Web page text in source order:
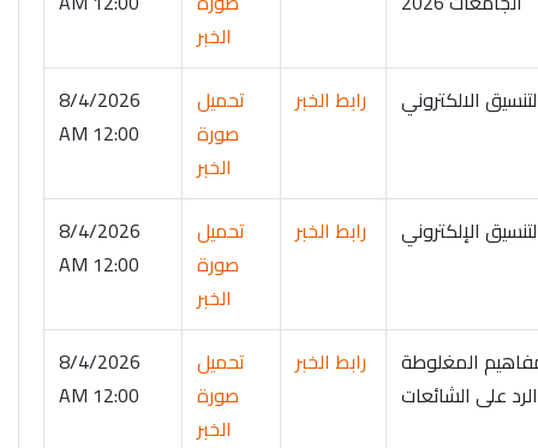
الخبر
الالكتروني رابط الخبر
تحميل
صورة
الخبر
8/4/2026
12:00 AM
الإلكتروني رابط الخبر
تحميل
صورة
الخبر
8/4/2026
12:00 AM
المغلوطة
على الشائعات
رابط الخبر
تحميل
صورة
الخبر
8/4/2026
12:00 AM